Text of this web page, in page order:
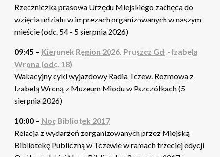
Rzeczniczka prasowa Urzędu Miejskiego zachęca do
wzięcia udziału w imprezach organizowanych w naszym
mieście (odc. 54 - 5 sierpnia 2026)
09:45 – Kierunek Region 2026. Pruszcz Gd. - Izabela
Wrona (odc. 18)
Wakacyjny cykl wyjazdowy Radia Tczew. Rozmowa z
Izabelą Wroną z Muzeum Miodu w Pszczółkach (5
sierpnia 2026)
10:00 – Noc Bibliotek 2017
Relacja z wydarzeń zorganizowanych przez Miejską
Bibliotekę Publiczną w Tczewie w ramach trzeciej edycji